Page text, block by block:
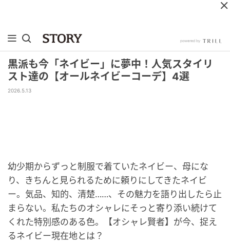
黒派も今「ネイビー」に夢中！人気スタイリ
スト達の【オールネイビーコーデ】4選
2026.5.13
幼少期からずっと制服で着ていたネイビー、母にな
り、きちんと見られるために頼りにしてきたネイビ
ー。気品、知的、清楚……、その魅力を語り出したら止
まらない。私たちのオシャレにそっと寄り添い続けて
くれた特別感のある色。【オシャレ賢者】が今、捉え
るネイビー現在地とは？